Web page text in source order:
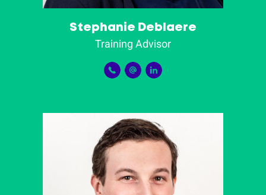
Stephanie Deblaere
Training Advisor